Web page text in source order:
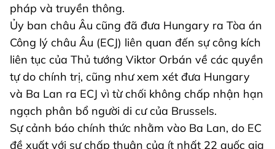
pháp và truyền thông.
Ủy ban châu Âu cũng đã đưa Hungary ra Tòa án
Công lý châu Âu (ECJ) liên quan đến sự công kích
liên tục của Thủ tướng Viktor Orbán về các quyền
tự do chính trị, cũng như xem xét đưa Hungary
và Ba Lan ra ECJ vì từ chối không chấp nhận hạn
ngạch phân bổ người di cư của Brussels.
Sự cảnh báo chính thức nhằm vào Ba Lan, do EC
đề xuất với sự chấp thuận của ít nhất 22 quốc gia